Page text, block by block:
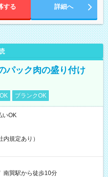
する 詳細へ
パック肉の盛り付け
ブランクOK
いOK
規定あり）
南巽駅から徒歩10分